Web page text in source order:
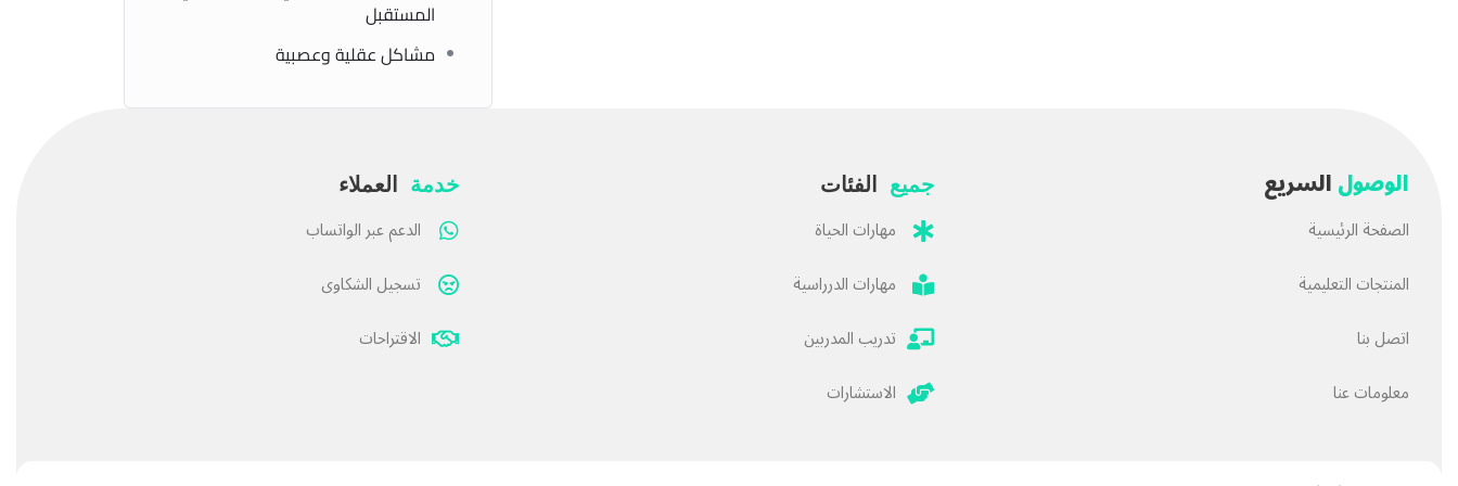
القلق والتوتر
مشاكل جنسية وعقلية
هل دورة التحرر تصنع المعجزات؟
نحن لا ندعي أن هذه الدورة هي معجزة، ولكننا نؤمن بقوة أن اتباع دورة التحرر
المستقبل
مشاكل عقلية وعصبية
الوصولالسريع
الصفحة الرئيسية
المنتجات التعليمية
اتصل بنا
معلومات عنا
جميع الفئات
مهارات الحياة
مهارات الدرراسية
تدريب المدربين
الاستشارات
خدمة العملاء
الدعم عبر الواتساب
تسجيل الشكاوى
الاقتراحات